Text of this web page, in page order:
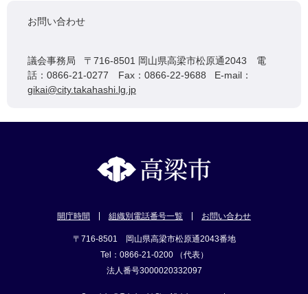
お問い合わせ
議会事務局 〒716-8501 岡山県高梁市松原通2043 電
話：0866-21-0277 Fax：0866-22-9688 E-mail：
gikai@city.takahashi.lg.jp
開庁時間 組織別電話番号一覧 お問い合わせ
〒716-8501 岡山県高梁市松原通2043番地
Tel：0866-21-0200 （代表）
法人番号3000020332097